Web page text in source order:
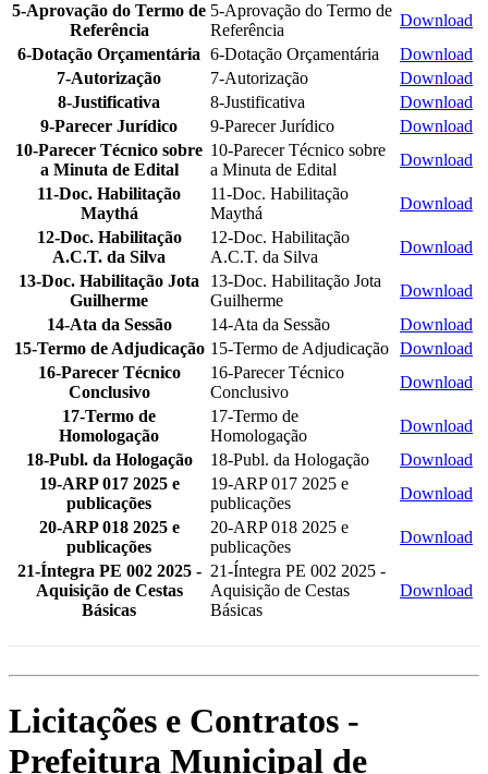
5-Aprovação do Termo de
Referência
5-Aprovação do Termo de
Referência
Download
6-Dotação Orçamentária 6-Dotação Orçamentária
Download
7-Autorização
7-Autorização
Download
8-Justificativa
8-Justificativa
Download
9-Parecer Jurídico
9-Parecer Jurídico
Download
10-Parecer Técnico sobre
a Minuta de Edital
10-Parecer Técnico sobre
a Minuta de Edital
Download
11-Doc. Habilitação
Maythá
11-Doc. Habilitação
Maythá
Download
12-Doc. Habilitação
A.C.T. da Silva
12-Doc. Habilitação
A.C.T. da Silva
Download
13-Doc. Habilitação Jota
Guilherme
13-Doc. Habilitação Jota
Guilherme
Download
14-Ata da Sessão
14-Ata da Sessão
Download
15-Termo de Adjudicação 15-Termo de Adjudicação Download
16-Parecer Técnico
Conclusivo
16-Parecer Técnico
Conclusivo
Download
17-Termo de
Homologação
17-Termo de
Homologação
Download
18-Publ. da Hologação
18-Publ. da Hologação
Download
19-ARP 017 2025 e
publicações
19-ARP 017 2025 e
publicações
Download
20-ARP 018 2025 e
publicações
20-ARP 018 2025 e
publicações
Download
21-Íntegra PE 002 2025 -
Aquisição de Cestas
Básicas
21-Íntegra PE 002 2025 -
Aquisição de Cestas
Básicas
Download
Licitações e Contratos -
Prefeitura Municipal de